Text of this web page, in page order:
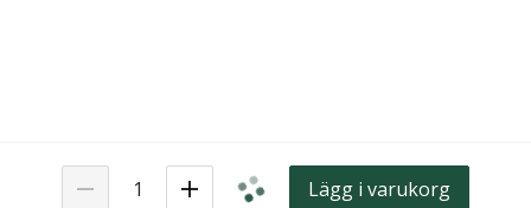
Lägg i varukorg